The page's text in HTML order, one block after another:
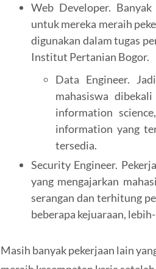
Web Developer.
untuk mereka meraih
digunakan dalam tugas
Institut Pertanian Bogor.
Data Engineer.
mahasiswa
information
information yang
tersedia.
Security Engineer.
yang mengajarkan
serangan dan terhitung
beberapa kejuaraan,
Masih banyak pekerjaan lain